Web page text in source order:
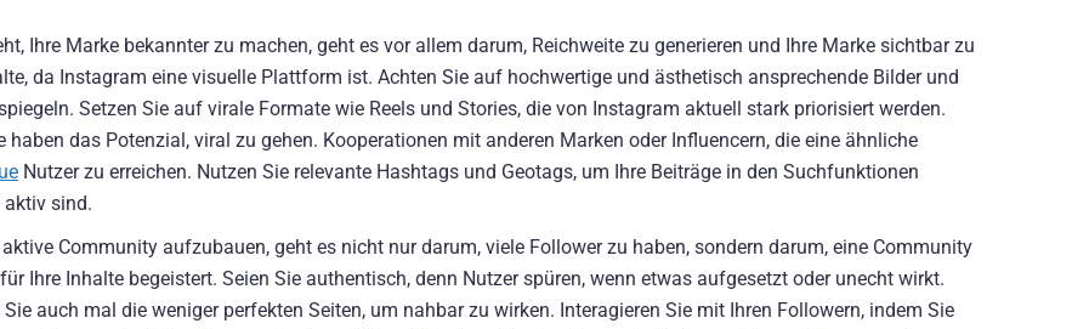
Ihre Marke bekannter zu machen, geht es vor allem darum, Reichweite zu generieren und Ihre Marke sichtbar zu
da Instagram eine visuelle Plattform ist. Achten Sie auf hochwertige und ästhetisch ansprechende Bilder und
Setzen Sie auf virale Formate wie Reels und Stories, die von Instagram aktuell stark priorisiert werden.
das Potenzial, viral zu gehen. Kooperationen mit anderen Marken oder Influencern, die eine ähnliche
Nutzer zu erreichen. Nutzen Sie relevante Hashtags und Geotags, um Ihre Beiträge in den Suchfunktionen
aktiv sind.
Community aufzubauen, geht es nicht nur darum, viele Follower zu haben, sondern darum, eine Community
Ihre Inhalte begeistert. Seien Sie authentisch, denn Nutzer spüren, wenn etwas aufgesetzt oder unecht wirkt.
auch mal die weniger perfekten Seiten, um nahbar zu wirken. Interagieren Sie mit Ihren Followern, indem Sie